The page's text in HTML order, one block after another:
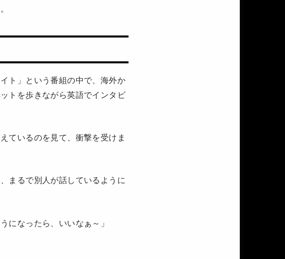
ト」という番組の中で、海外か
トを歩きながら英語でインタビ
ているのを見て、衝撃を受けま
まるで別人が話しているように
になったら、いいなぁ～」